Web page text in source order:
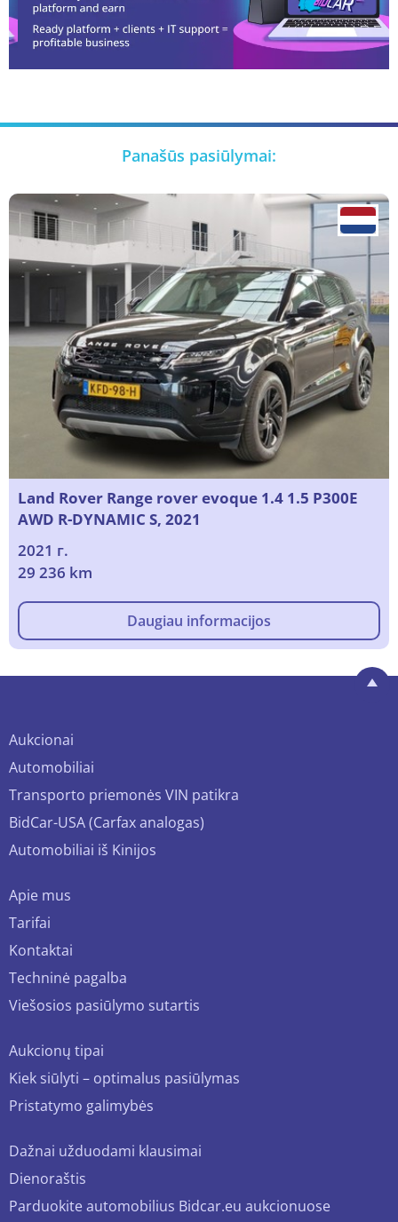
Panašūs pasiūlymai:
Land Rover Range rover evoque 1.4 1.5 P300E
AWD R-DYNAMIC S, 2021
2021 г.
29 236 km
Daugiau informacijos
Aukcionai
Automobiliai
Transporto priemonės VIN patikra
BidCar-USA (Carfax analogas)
Automobiliai iš Kinijos
Apie mus
Tarifai
Kontaktai
Techninė pagalba
Viešosios pasiūlymo sutartis
Aukcionų tipai
Kiek siūlyti – optimalus pasiūlymas
Pristatymo galimybės
Dažnai užduodami klausimai
Dienoraštis
Parduokite automobilius Bidcar.eu aukcionuose